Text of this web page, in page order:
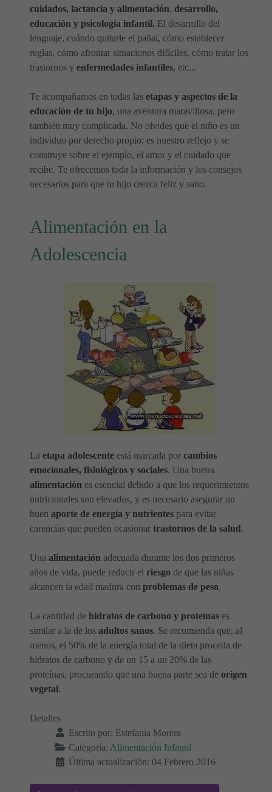
cuidados, lactancia y alimentación, desarrollo,
educación y psicología infantil. El desarrollo del
lenguaje, cuándo quitarle el pañal, cómo establecer
reglas, cómo afrontar situaciones difíciles, cómo tratar los
trastornos y enfermedades infantiles, etc...
Te acompañamos en todas las etapas y aspectos de la
educación de tu hijo, una aventura maravillosa, pero
también muy complicada. No olvides que el niño es un
individuo por derecho propio: es nuestro reflejo y se
construye sobre el ejemplo, el amor y el cuidado que
recibe. Te ofrecemos toda la información y los consejos
necesarios para que tu hijo crezca feliz y sano.
Alimentación en la
Adolescencia
La etapa adolescente está marcada por cambios
emocionales, fisiológicos y sociales. Una buena
alimentación es esencial debido a que los requerimientos
nutricionales son elevados, y es necesario asegurar un
buen aporte de energía y nutrientes para evitar
carencias que pueden ocasionar trastornos de la salud.
Una alimentación adecuada durante los dos primeros
años de vida, puede reducir el riesgo de que las niñas
alcancen la edad madura con problemas de peso.
La cantidad de hidratos de carbono y proteínas es
similar a la de los adultos sanos. Se recomienda que, al
menos, el 50% de la energía total de la dieta proceda de
hidratos de carbono y de un 15 a un 20% de las
proteínas, procurando que una buena parte sea de origen
vegetal.
Detalles
Escrito por: Estefanía Morera
Categoría: Alimentación Infantil
Última actualización: 04 Febrero 2016